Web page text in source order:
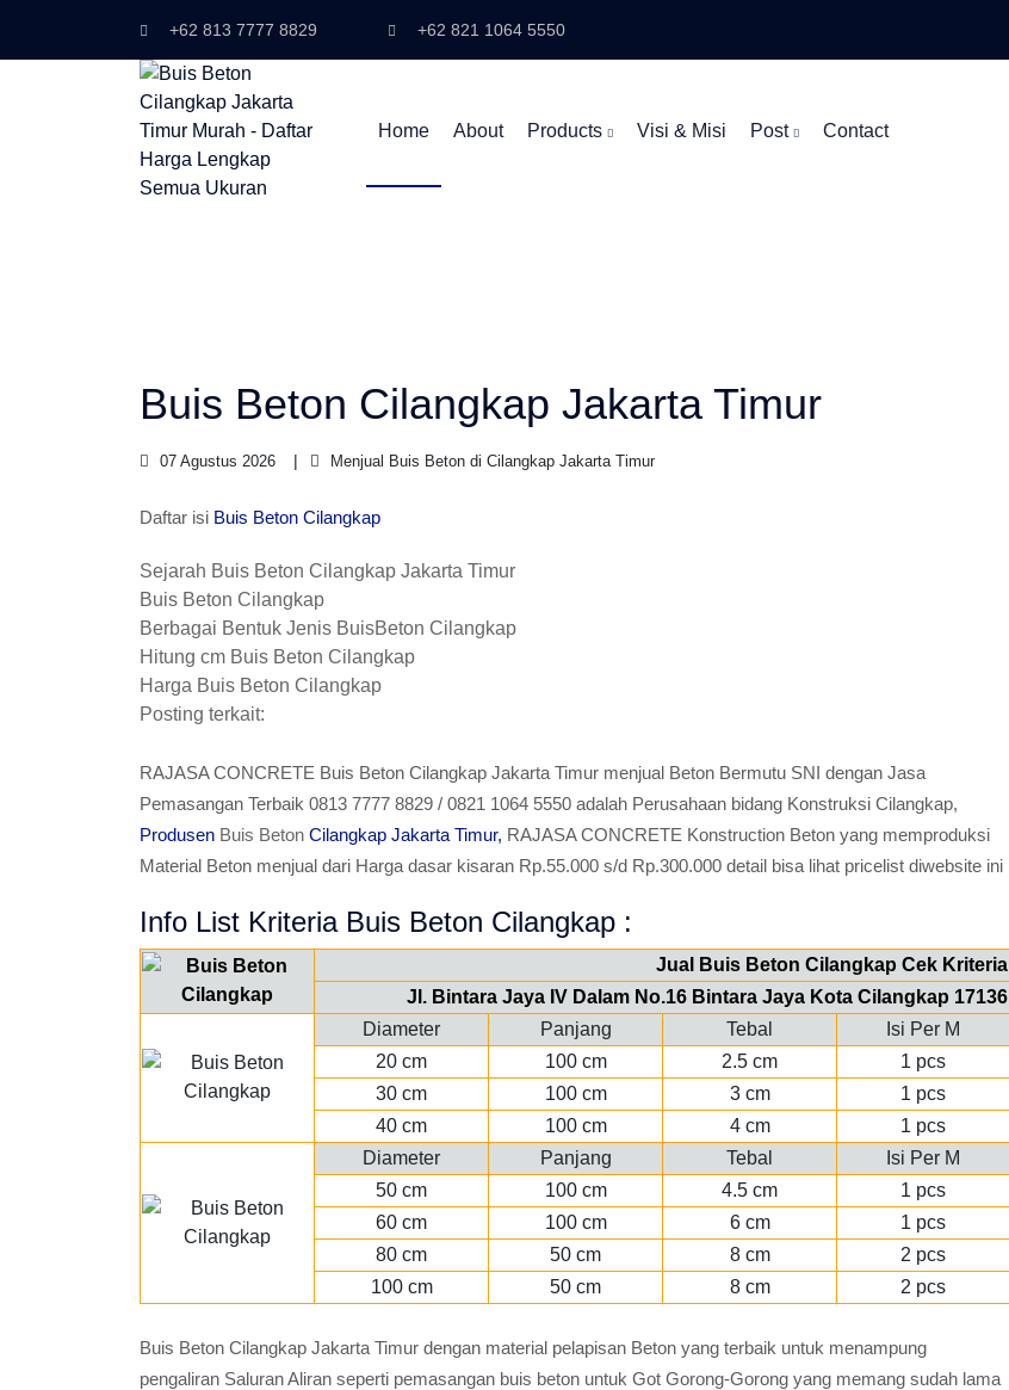
+62 813 7777 8829 +62 821 1064 5550
Home About Products Visi & Misi Post Contact
Buis Beton Cilangkap Jakarta Timur
07 Agustus 2026 Menjual Buis Beton di Cilangkap Jakarta Timur
Daftar isi Buis Beton Cilangkap
Sejarah Buis Beton Cilangkap Jakarta Timur
Buis Beton Cilangkap
Berbagai Bentuk Jenis BuisBeton Cilangkap
Hitung cm Buis Beton Cilangkap
Harga Buis Beton Cilangkap
Posting terkait:
RAJASA CONCRETE Buis Beton Cilangkap Jakarta Timur menjual Beton Bermutu SNI dengan Jasa
Pemasangan Terbaik 0813 7777 8829 / 0821 1064 5550 adalah Perusahaan bidang Konstruksi Cilangkap,
Produsen Buis Beton Cilangkap Jakarta Timur, RAJASA CONCRETE Konstruction Beton yang memproduksi
Material Beton menjual dari Harga dasar kisaran Rp.55.000 s/d Rp.300.000 detail bisa lihat pricelist diwebsite ini
Info List Kriteria Buis Beton Cilangkap :
Jual Buis Beton Cilangkap Cek Kriteria
Jl. Bintara Jaya IV Dalam No.16 Bintara Jaya Kota Cilangkap 17136
Diameter
Panjang Tebal
Isi Per M
20 cm
100 cm 2.5 cm
1 pcs
30 cm
100 cm 3 cm
1 pcs
40 cm
100 cm 4 cm
1 pcs
Diameter
Panjang Tebal
Isi Per M
50 cm
100 cm 4.5 cm
1 pcs
60 cm
100 cm 6 cm
1 pcs
80 cm
50 cm 8 cm
2 pcs
100 cm
50 cm 8 cm 2 pcs
Buis Beton Cilangkap Jakarta Timur dengan material pelapisan Beton yang terbaik untuk menampung
pengaliran Saluran Aliran seperti pemasangan buis beton untuk Got Gorong-Gorong yang memang sudah lama